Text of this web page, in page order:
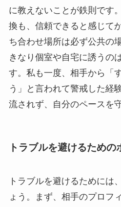
に教えないことが鉄則です
換も、信頼できると感じて
ち合わせ場所は必ず公共の
きなり個室や自宅に誘うの
す。私も一度、相手から「
う」と言われて警戒した経
流されず、自分のペースを
トラブルを避けるための
トラブルを避けるためには
ょう。まず、相手のプロフ